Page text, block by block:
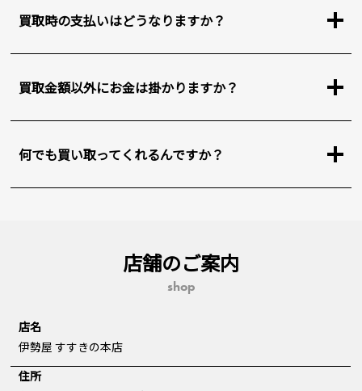
買取時の支払いはどうなりますか？
買取金額以外にお金は掛かりますか？
何でも買い取ってくれるんですか？
店舗のご案内
shop
店名
伊勢屋 すすきの本店
住所